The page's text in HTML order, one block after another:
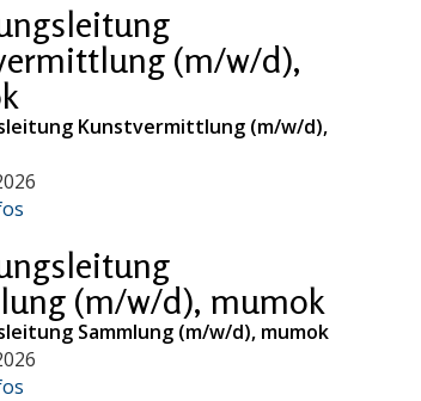
(m/w/d),
Kunstvermittlung (m/w/d),
(m/w/d), mumok
Sammlung (m/w/d), mumok